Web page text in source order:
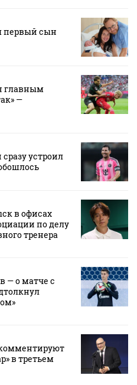
первый сын
главным
—
устроил
в офисах
по делу
тренера
— о матче с
в третьем